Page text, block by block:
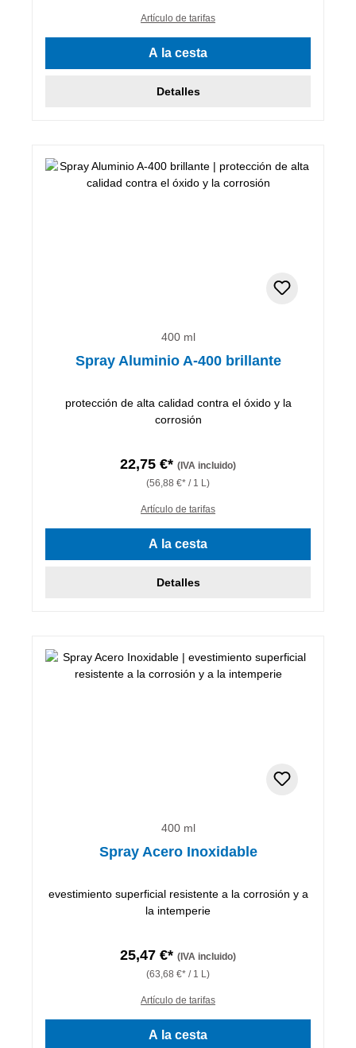
Artículo de tarifas
A la cesta
Detalles
400 ml
Spray Aluminio A-400 brillante
protección de alta calidad contra el óxido y la
corrosión
22,75 €* (IVA incluido)
(56,88 €* / 1 L)
Artículo de tarifas
A la cesta
Detalles
400 ml
Spray Acero Inoxidable
evestimiento superficial resistente a la corrosión y a
la intemperie
25,47 €* (IVA incluido)
(63,68 €* / 1 L)
Artículo de tarifas
A la cesta